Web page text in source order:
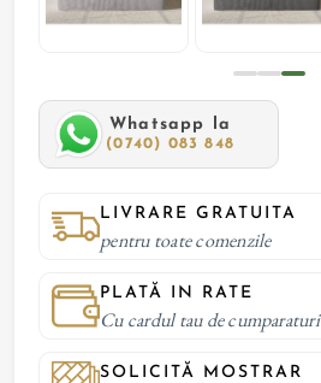
Whatsapp la
(0740) 083 848
LIVRARE GRATUITA
pentru toate comenzile
PLATĂ IN RATE
Cu cardul tau de cumparaturi
SOLICITĂ MOSTRAR